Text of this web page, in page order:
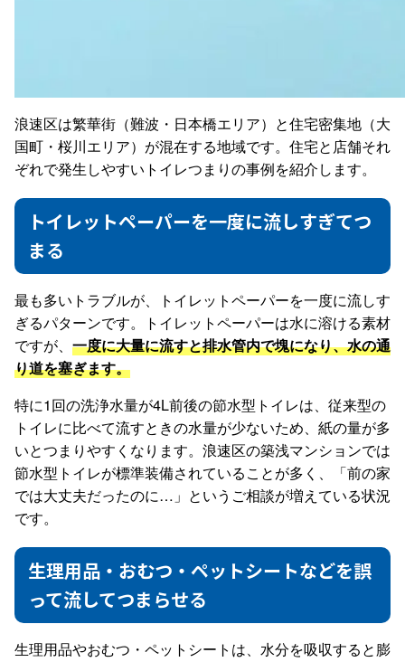
浪速区は繁華街（難波・日本橋エリア）と住宅密集地（大
国町・桜川エリア）が混在する地域です。住宅と店舗それ
ぞれで発生しやすいトイレつまりの事例を紹介します。
トイレットペーパーを一度に流しすぎてつ
まる
最も多いトラブルが、トイレットペーパーを一度に流しす
ぎるパターンです。トイレットペーパーは水に溶ける素材
ですが、 一度に大量に流すと排水管内で塊になり、水の通
り道を塞ぎます。
特に1回の洗浄水量が4L前後の節水型トイレは、従来型の
トイレに比べて流すときの水量が少ないため、紙の量が多
いとつまりやすくなります。浪速区の築浅マンションでは
節水型トイレが標準装備されていることが多く、「前の家
では大丈夫だったのに…」というご相談が増えている状況
です。
生理用品・おむつ・ペットシートなどを誤
って流してつまらせる
生理用品やおむつ・ペットシートは、水分を吸収すると膨